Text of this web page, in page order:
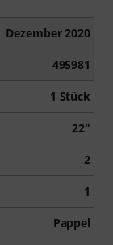
Dezember 2020
495981
1 Stück
22"
2
1
Pappel